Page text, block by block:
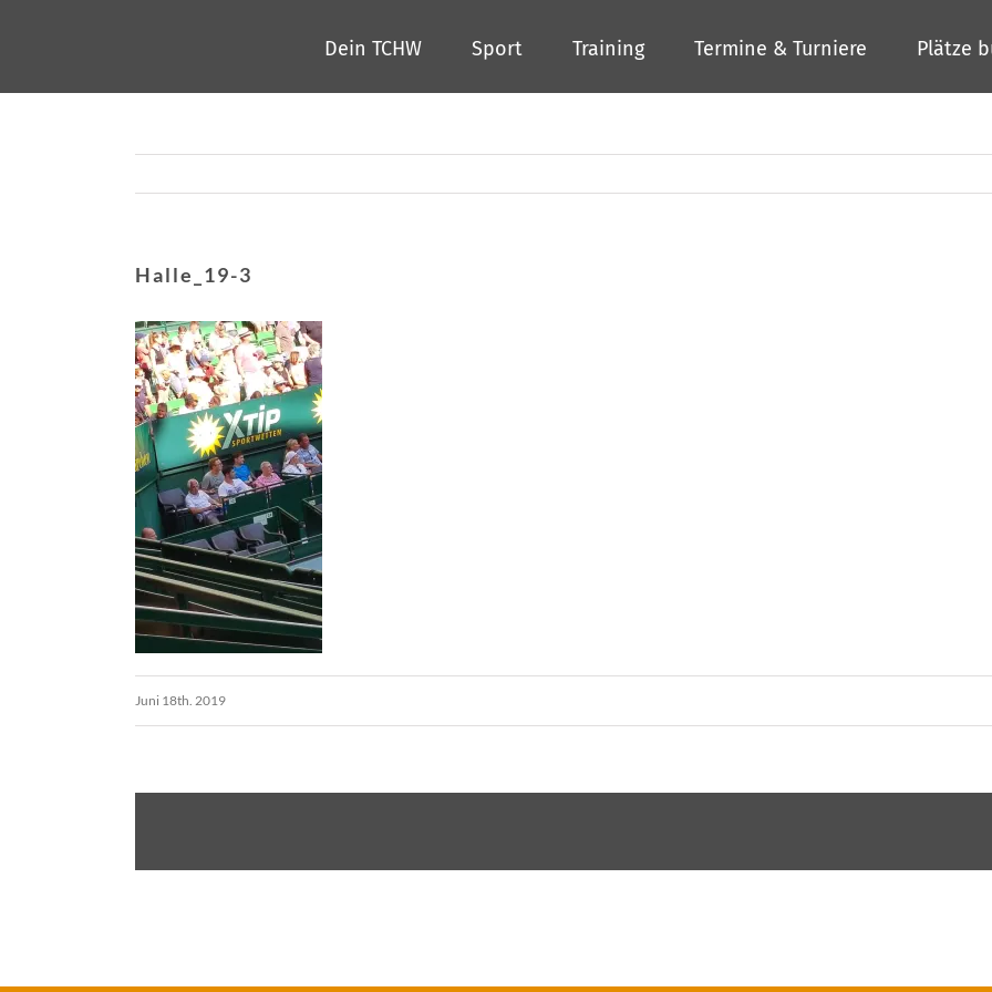
springen
Dein TCHW Sport Training Termine & Turniere Plätze
Halle_19-3
Juni 18th. 2019